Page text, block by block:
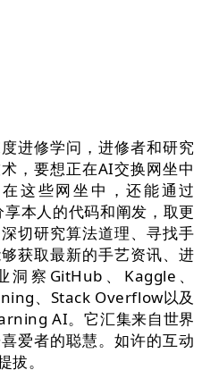
修学问，进修者和研究
，要想正在AI交换网坐中
这些网坐中，还能通过
本人的代码和阐发，取更
切研究算法道理、寻找手
获取最新的手艺资讯、进
察GitHub、Kaggle、
、Stack Overflow以及
AI。它汇集来自世界
爱者的聪慧。如许的互动
。